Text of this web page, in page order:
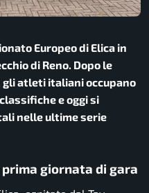
Europeo di Elica in
di Reno. Dopo le
atleti italiani occupano
e oggi si
nelle ultime serie
giornata di gara